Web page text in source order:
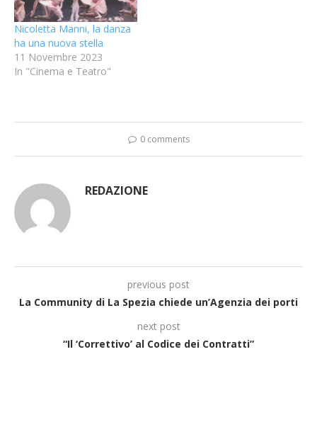
Nicoletta Manni, la danza
ha una nuova stella
11 Novembre 2023
In "Cinema e Teatro"
0 comments
REDAZIONE
previous post
La Community di La Spezia chiede un’Agenzia dei porti
next post
“Il ‘Correttivo’ al Codice dei Contratti”